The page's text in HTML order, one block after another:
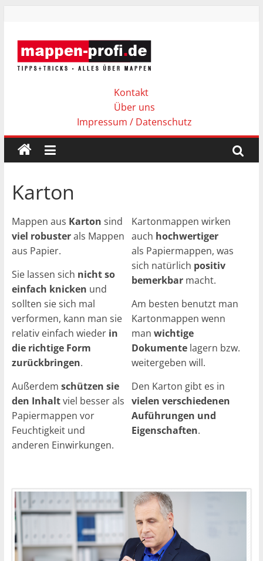
springen
http://mappen-
+
TRICKS
–
ÜBER
Kontakt
Über uns
Impressum / Datenschutz
Karton
Mappen aus Karton sind
viel robusterals Mappen
aus Papier.
Sie lassen sich nicht so
einfach knicken und
sollten sie sich mal
verformen, kann man sie
relativ einfach wieder in
die richtige Form
zurückbringen.
Außerdem schützen sie
den Inhaltviel besser als
Papiermappen vor
Feuchtigkeit und
anderen Einwirkungen.
Kartonmappen wirken
auch hochwertiger
als Papiermappen, was
sich natürlich positiv
bemerkbarmacht.
Am besten benutzt man
Kartonmappen wenn
man wichtige
Dokumentelagern bzw.
weitergeben will.
Den Karton gibt es in
vielen verschiedenen
Auführungen und
Eigenschaften.